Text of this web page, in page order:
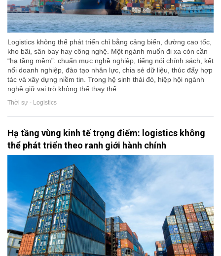
Logistics không thể phát triển chỉ bằng cảng biển, đường cao tốc,
kho bãi, sân bay hay công nghệ. Một ngành muốn đi xa còn cần
“hạ tầng mềm”: chuẩn mực nghề nghiệp, tiếng nói chính sách, kết
nối doanh nghiệp, đào tạo nhân lực, chia sẻ dữ liệu, thúc đẩy hợp
tác và xây dựng niềm tin. Trong hệ sinh thái đó, hiệp hội ngành
nghề giữ vai trò không thể thay thế.
Thời sự - Logistics
Hạ tầng vùng kinh tế trọng điểm: logistics không
thể phát triển theo ranh giới hành chính